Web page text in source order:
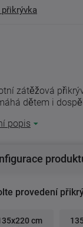
zátěžová
dětem i
popis
provedení
cm